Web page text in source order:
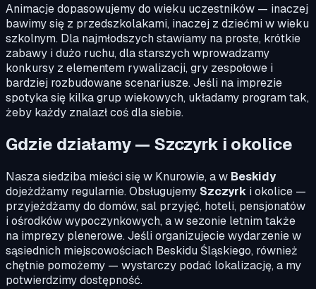
Animacje dopasowujemy do wieku uczestników — inaczej
bawimy się z przedszkolakami, inaczej z dziećmi w wieku
szkolnym. Dla najmłodszych stawiamy na proste, krótkie
zabawy i dużo ruchu, dla starszych wprowadzamy
konkursy z elementem rywalizacji, gry zespołowe i
bardziej rozbudowane scenariusze. Jeśli na imprezie
spotyka się kilka grup wiekowych, układamy program tak,
żeby każdy znalazł coś dla siebie.
Gdzie działamy — Szczyrk i okolice
Nasza siedziba mieści się w Knurowie, a w Beskidy
dojeżdżamy regularnie. Obsługujemy Szczyrk i okolice —
przyjeżdżamy do domów, sal przyjęć, hoteli, pensjonatów
i ośrodków wypoczynkowych, a w sezonie letnim także
na imprezy plenerowe. Jeśli organizujecie wydarzenie w
sąsiednich miejscowościach Beskidu Śląskiego, również
chętnie pomożemy — wystarczy podać lokalizację, a my
potwierdzimy dostępność.